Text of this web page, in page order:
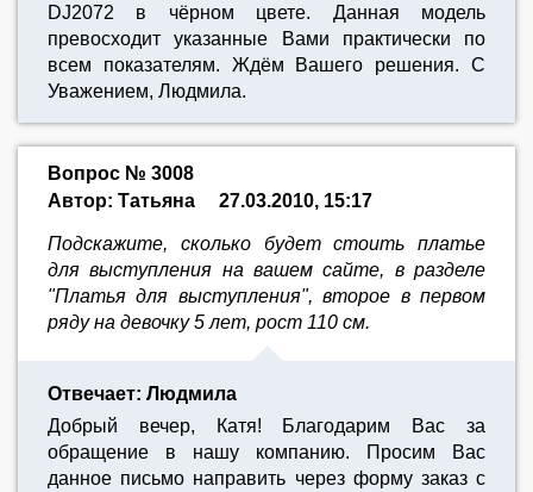
DJ2072 в чёрном цвете. Данная модель
превосходит указанные Вами практически по
всем показателям. Ждём Вашего решения. С
Уважением, Людмила.
Вопрос № 3008
Автор: Татьяна
27.03.2010, 15:17
Подскажите, сколько будет стоить платье
для выступления на вашем сайте, в разделе
"Платья для выступления", второе в первом
ряду на девочку 5 лет, рост 110 см.
Отвечает: Людмила
Добрый вечер, Катя! Благодарим Вас за
обращение в нашу компанию. Просим Вас
данное письмо направить через форму заказ с